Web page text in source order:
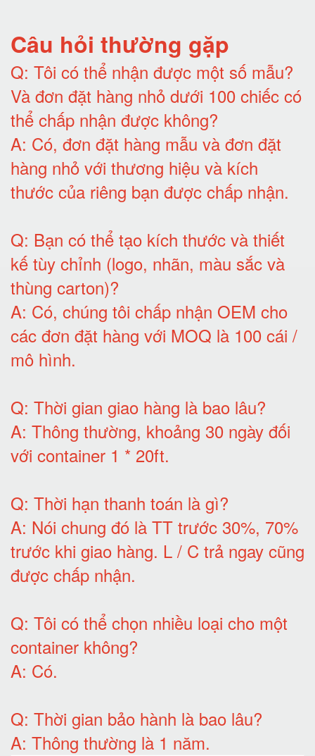
Câu hỏi thường gặp
Q: Tôi có thể nhận được một số mẫu?
Và đơn đặt hàng nhỏ dưới 100 chiếc có
thể chấp nhận được không?
A: Có, đơn đặt hàng mẫu và đơn đặt
hàng nhỏ với thương hiệu và kích
thước của riêng bạn được chấp nhận.
Q: Bạn có thể tạo kích thước và thiết
kế tùy chỉnh (logo, nhãn, màu sắc và
thùng carton)?
A: Có, chúng tôi chấp nhận OEM cho
các đơn đặt hàng với MOQ là 100 cái /
mô hình.
Q: Thời gian giao hàng là bao lâu?
A: Thông thường, khoảng 30 ngày đối
với container 1 * 20ft.
Q: Thời hạn thanh toán là gì?
A: Nói chung đó là TT trước 30%, 70%
trước khi giao hàng. L / C trả ngay cũng
được chấp nhận.
Q: Tôi có thể chọn nhiều loại cho một
container không?
A: Có.
Q: Thời gian bảo hành là bao lâu?
A: Thông thường là 1 năm.